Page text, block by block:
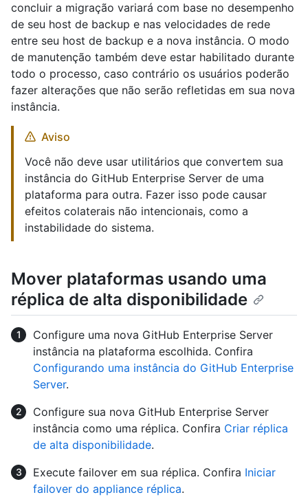
concluir a migração variará com base no desempenho
de seu host de backup e nas velocidades de rede
entre seu host de backup e a nova instância. O modo
de manutenção também deve estar habilitado durante
todo o processo, caso contrário os usuários poderão
fazer alterações que não serão refletidas em sua nova
instância.
Aviso
Você não deve usar utilitários que convertem sua
instância do GitHub Enterprise Server de uma
plataforma para outra. Fazer isso pode causar
efeitos colaterais não intencionais, como a
instabilidade do sistema.
Mover plataformas usando uma
réplica de alta disponibilidade
Configure uma nova GitHub Enterprise Server
instância na plataforma escolhida. Confira
Configurando uma instância do GitHub Enterprise
Server.
Configure sua nova GitHub Enterprise Server
instância como uma réplica. Confira Criar réplica
de alta disponibilidade.
Execute failover em sua réplica. Confira Iniciar
failover do appliance réplica.